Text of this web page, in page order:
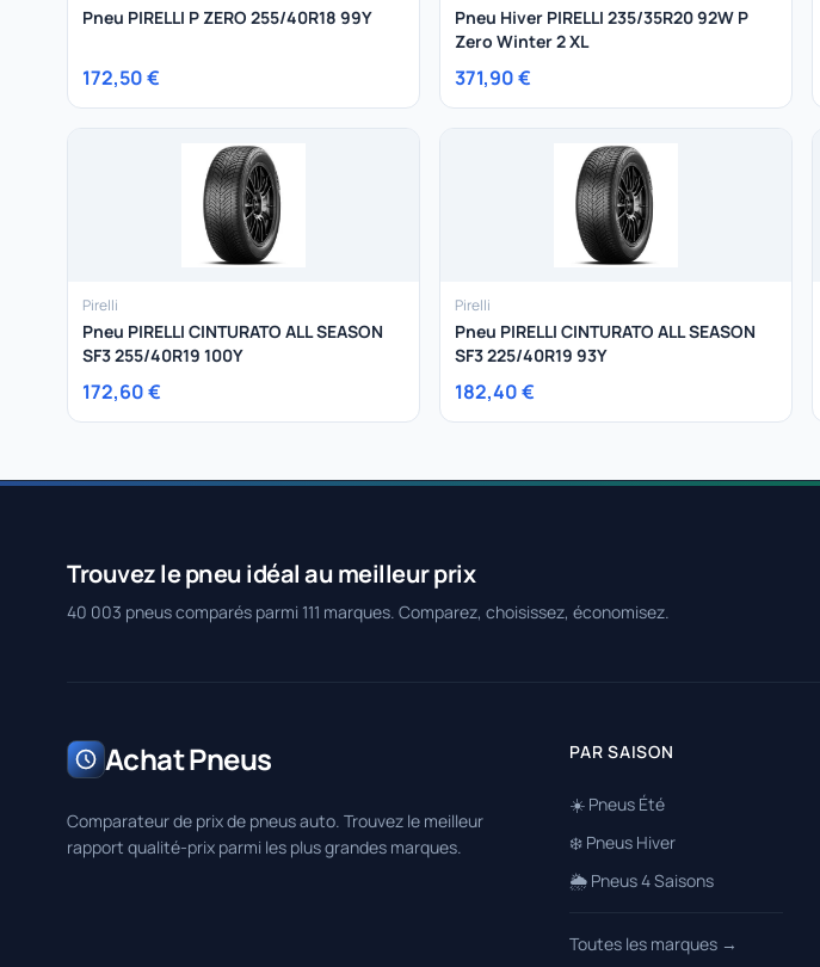
Pneu PIRELLI P ZERO 255/40R18 99Y
172,50 €
Pneu Hiver PIRELLI 235/35R20 92W P
Zero Winter 2 XL
371,90 €
Pirelli
Pneu PIRELLI CINTURATO ALL SEASON
SF3 255/40R19 100Y
172,60 €
Pirelli
Pneu PIRELLI CINTURATO ALL SEASON
SF3 225/40R19 93Y
182,40 €
Trouvez le pneu idéal au meilleur prix
40 003 pneus comparés parmi 111 marques. Comparez, choisissez, économisez.
Achat Pneus
Comparateur de prix de pneus auto. Trouvez le meilleur
rapport qualité-prix parmi les plus grandes marques.
PAR SAISON
☀️ Pneus Été
❄️ Pneus Hiver
🌦️ Pneus 4 Saisons
Toutes les marques →